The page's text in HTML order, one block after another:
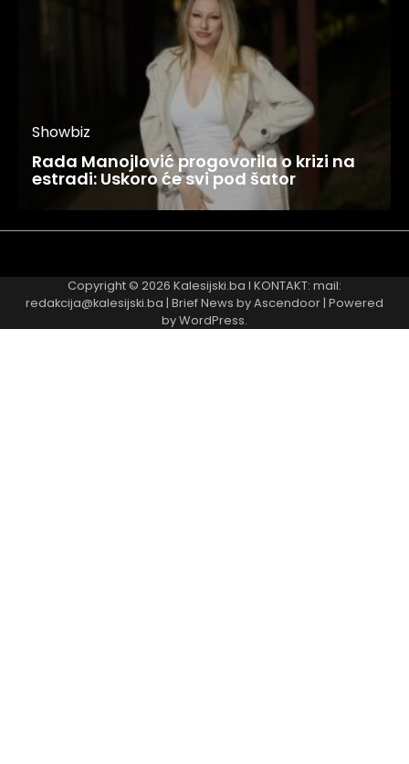
Showbiz
Rada Manojlović progovorila o krizi na
estradi: Uskoro će svi pod šator
Copyright © 2026 Kalesijski.ba I KONTAKT: mail:
redakcija@kalesijski.ba | Brief News byAscendoor| Powered
byWordPress.